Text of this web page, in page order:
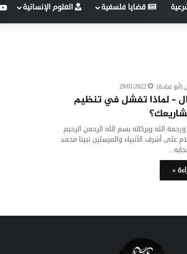
قضايا فلسفية العلوم الإنسانية
(أبو عبادة) 29/01/2022
– لماذا تفشل في تنظيم
الله وبركاته بسم الله الرحمن الرحيم
على أشرف الأنبياء والمرسلين نبينا محمد
»